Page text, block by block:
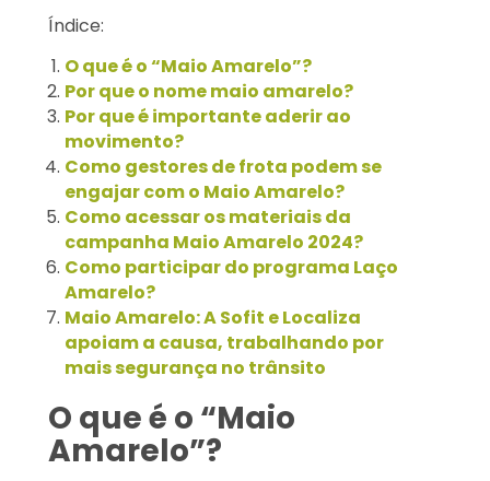
Índice:
O que é o “Maio Amarelo”?
Por que o nome maio amarelo?
Por que é importante aderir ao
movimento?
Como gestores de frota podem se
engajar com o Maio Amarelo?
Como acessar os materiais da
campanha Maio Amarelo 2024?
Como participar do programa Laço
Amarelo?
Maio Amarelo: A Sofit e Localiza
apoiam a causa, trabalhando por
mais segurança no trânsito
O que é o “Maio
Amarelo”?